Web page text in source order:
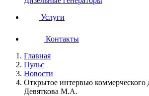
Услуги
Контакты
Главная
Пульс
Новости
Открытое интервью коммерческого
Девяткова М.А.